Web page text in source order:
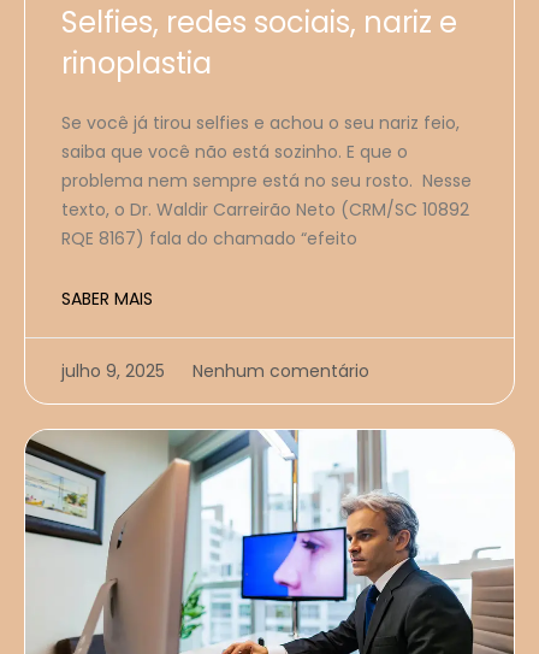
Selfies, redes sociais, nariz e
rinoplastia
Se você já tirou selfies e achou o seu nariz feio,
saiba que você não está sozinho. E que o
problema nem sempre está no seu rosto. Nesse
texto, o Dr. Waldir Carreirão Neto (CRM/SC 10892
RQE 8167) fala do chamado “efeito
SABER MAIS
julho 9, 2025 Nenhum comentário